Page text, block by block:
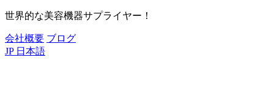
世界的な美容機器サプライヤー！
会社概要 ブログ
JP 日本語